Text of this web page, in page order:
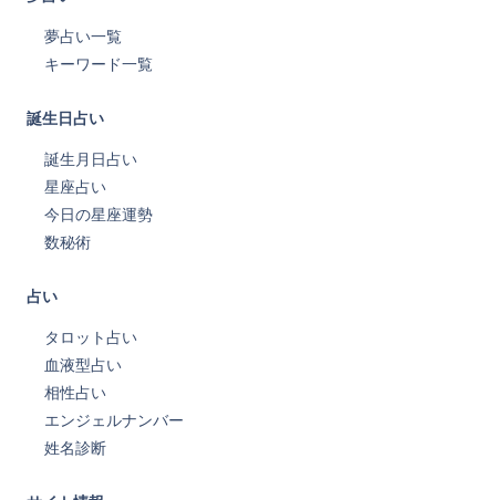
夢占い一覧
キーワード一覧
誕生日占い
誕生月日占い
星座占い
今日の星座運勢
数秘術
占い
タロット占い
血液型占い
相性占い
エンジェルナンバー
姓名診断